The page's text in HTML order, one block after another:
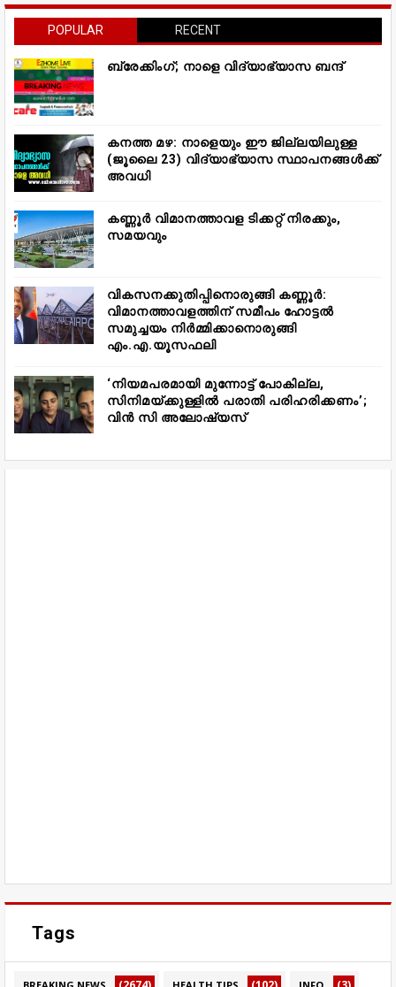
POPULAR RECENT
ബ്രേക്കിംഗ്; നാളെ വിദ്യാഭ്യാസ ബന്ദ്
കനത്ത മഴ: നാളെയും ഈ ജില്ലയിലുള്ള
(ജൂലൈ 23) വിദ്യാഭ്യാസ സ്ഥാപനങ്ങൾക്ക്
അവധി
കണ്ണൂർ വിമാനത്താവള ടിക്കറ്റ് നിരക്കും,
സമയവും
വികസനക്കുതിപ്പിനൊരുങ്ങി കണ്ണൂർ:
വിമാനത്താവളത്തിന് സമീപം ഹോട്ടൽ
സമുച്ചയം നിർമ്മിക്കാനൊരുങ്ങി
എം.എ.യൂസഫലി
‘നിയമപരമായി മുന്നോട്ട് പോകില്ല,
സിനിമയ്ക്കുള്ളിൽ പരാതി പരിഹരിക്കണം’;
വിൻ സി അലോഷ്യസ്
Tags